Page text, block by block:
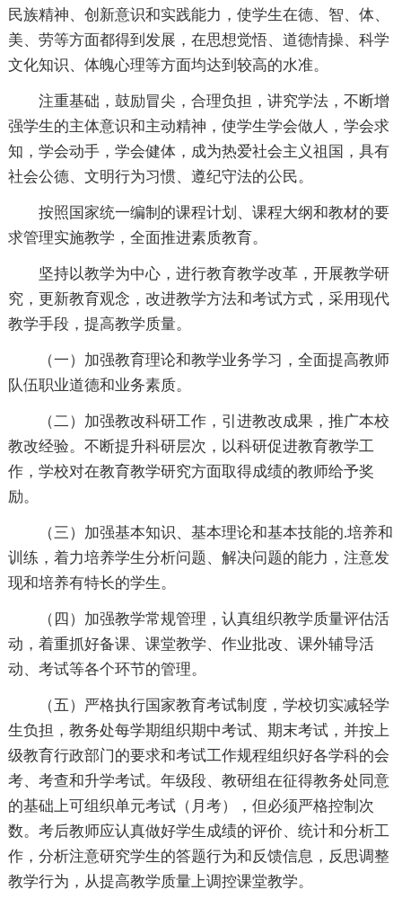
民族精神、创新意识和实践能力，使学生在德、智、体、
美、劳等方面都得到发展，在思想觉悟、道德情操、科学
文化知识、体魄心理等方面均达到较高的水准。
注重基础，鼓励冒尖，合理负担，讲究学法，不断增
强学生的主体意识和主动精神，使学生学会做人，学会求
知，学会动手，学会健体，成为热爱社会主义祖国，具有
社会公德、文明行为习惯、遵纪守法的公民。
按照国家统一编制的课程计划、课程大纲和教材的要
求管理实施教学，全面推进素质教育。
坚持以教学为中心，进行教育教学改革，开展教学研
究，更新教育观念，改进教学方法和考试方式，采用现代
教学手段，提高教学质量。
（一）加强教育理论和教学业务学习，全面提高教师
队伍职业道德和业务素质。
（二）加强教改科研工作，引进教改成果，推广本校
教改经验。不断提升科研层次，以科研促进教育教学工
作，学校对在教育教学研究方面取得成绩的教师给予奖
励。
（三）加强基本知识、基本理论和基本技能的.培养和
训练，着力培养学生分析问题、解决问题的能力，注意发
现和培养有特长的学生。
（四）加强教学常规管理，认真组织教学质量评估活
动，着重抓好备课、课堂教学、作业批改、课外辅导活
动、考试等各个环节的管理。
（五）严格执行国家教育考试制度，学校切实减轻学
生负担，教务处每学期组织期中考试、期末考试，并按上
级教育行政部门的要求和考试工作规程组织好各学科的会
考、考查和升学考试。年级段、教研组在征得教务处同意
的基础上可组织单元考试（月考），但必须严格控制次
数。考后教师应认真做好学生成绩的评价、统计和分析工
作，分析注意研究学生的答题行为和反馈信息，反思调整
教学行为，从提高教学质量上调控课堂教学。